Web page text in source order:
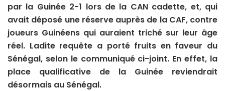
par la Guinée 2-1 lors de la CAN cadette, et, qui
avait déposé une réserve auprès de la CAF, contre
joueurs Guinéens qui auraient triché sur leur âge
réel. Ladite requête a porté fruits en faveur du
Sénégal, selon le communiqué ci-joint. En effet, la
place qualificative de la Guinée reviendrait
désormais au Sénégal.